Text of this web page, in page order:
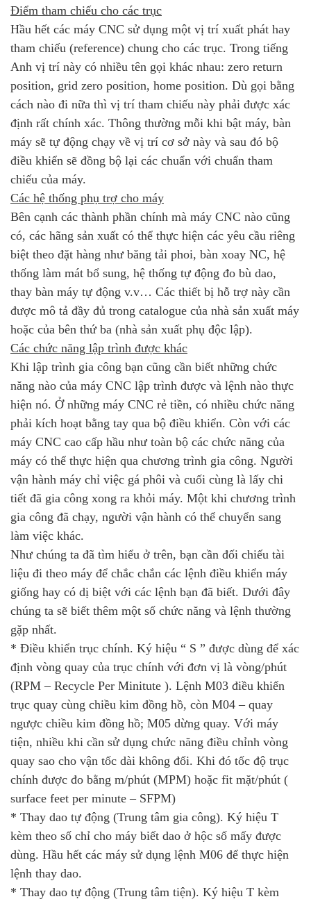
Điểm tham chiếu cho các trục
Hầu hết các máy CNC sử dụng một vị trí xuất phát hay
tham chiếu (reference) chung cho các trục. Trong tiếng
Anh vị trí này có nhiều tên gọi khác nhau: zero return
position, grid zero position, home position. Dù gọi bằng
cách nào đi nữa thì vị trí tham chiếu này phải được xác
định rất chính xác. Thông thường mỗi khi bật máy, bàn
máy sẽ tự động chạy về vị trí cơ sở này và sau đó bộ
điều khiển sẽ đồng bộ lại các chuẩn với chuẩn tham
chiếu của máy.
Các hệ thống phụ trợ cho máy
Bên cạnh các thành phần chính mà máy CNC nào cũng
có, các hãng sản xuất có thể thực hiện các yêu cầu riêng
biệt theo đặt hàng như băng tải phoi, bàn xoay NC, hệ
thống làm mát bổ sung, hệ thống tự động đo bù dao,
thay bàn máy tự động v.v… Các thiết bị hỗ trợ này cần
được mô tả đầy đủ trong catalogue của nhà sản xuất máy
hoặc của bên thứ ba (nhà sản xuất phụ độc lập).
Các chức năng lập trình được khác
Khi lập trình gia công bạn cũng cần biết những chức
năng nào của máy CNC lập trình được và lệnh nào thực
hiện nó. Ở những máy CNC rẻ tiền, có nhiều chức năng
phải kích hoạt bằng tay qua bộ điều khiển. Còn với các
máy CNC cao cấp hầu như toàn bộ các chức năng của
máy có thể thực hiện qua chương trình gia công. Người
vận hành máy chỉ việc gá phôi và cuối cùng là lấy chi
tiết đã gia công xong ra khỏi máy. Một khi chương trình
gia công đã chạy, người vận hành có thể chuyển sang
làm việc khác.
Như chúng ta đã tìm hiểu ở trên, bạn cần đối chiếu tài
liệu đi theo máy để chắc chắn các lệnh điều khiển máy
giống hay có dị biệt với các lệnh bạn đã biết. Dưới đây
chúng ta sẽ biết thêm một số chức năng và lệnh thường
gặp nhất.
* Điều khiển trục chính. Ký hiệu “ S ” được dùng để xác
định vòng quay của trục chính với đơn vị là vòng/phút
(RPM – Recycle Per Minitute ). Lệnh M03 điều khiển
trục quay cùng chiều kim đồng hồ, còn M04 – quay
ngược chiều kim đồng hồ; M05 dừng quay. Với máy
tiện, nhiều khi cần sử dụng chức năng điều chỉnh vòng
quay sao cho vận tốc dài không đổi. Khi đó tốc độ trục
chính được đo bằng m/phút (MPM) hoặc fit mặt/phút (
surface feet per minute – SFPM)
* Thay dao tự động (Trung tâm gia công). Ký hiệu T
kèm theo số chỉ cho máy biết dao ở hộc số mấy được
dùng. Hầu hết các máy sử dụng lệnh M06 để thực hiện
lệnh thay dao.
* Thay dao tự động (Trung tâm tiện). Ký hiệu T kèm